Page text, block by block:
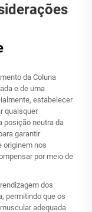
da Coluna
e de uma
estabelecer
quaisquer
posição neutra da
garantir
originem nos
por meio de
dos
permitindo que os
adequada